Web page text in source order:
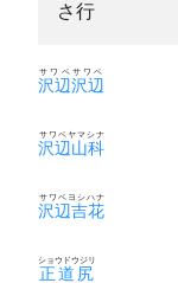
さ行
沢辺沢辺
サワベサワベ
沢辺山科
サワベヤマシナ
沢辺吉花
サワベヨシハナ
正道尻
ショウドウジリ